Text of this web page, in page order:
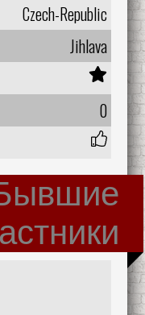
Czech-Republic
Jihlava
0